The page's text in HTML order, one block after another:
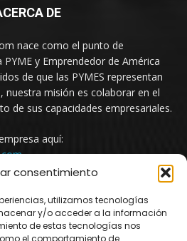
consentimiento
utilizamos tecnologías
y/o acceder a la información
de estas tecnologías nos
el comportamiento de
DE
nace como el punto de
y Emprendedor de América
de que las PYMES representan
nuestra misión es colaborar en el
de sus capacidades empresariales.
aquí: